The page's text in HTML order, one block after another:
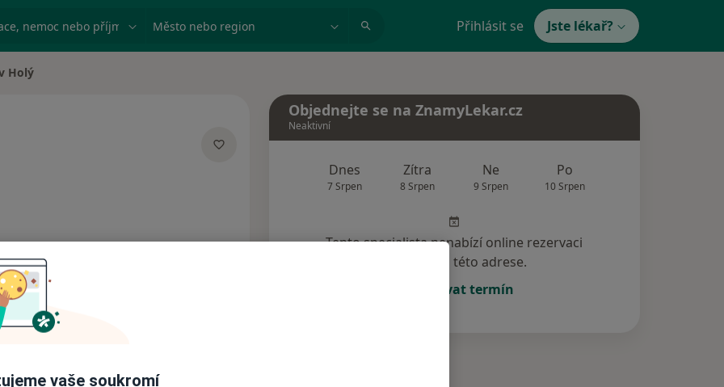
nemoc nebo příjmení Město nebo region Přihlásit se Jste lékař?
Holý
Objednejte se na ZnamyLekar.cz
Neaktivní
Dnes
7 Srpen
Zítra
8 Srpen
Ne
9 Srpen
Po
10 Srpen
Tento specialista nenabízí online rezervaci
termínu na této adrese.
Rezervovat termín
vaše soukromí